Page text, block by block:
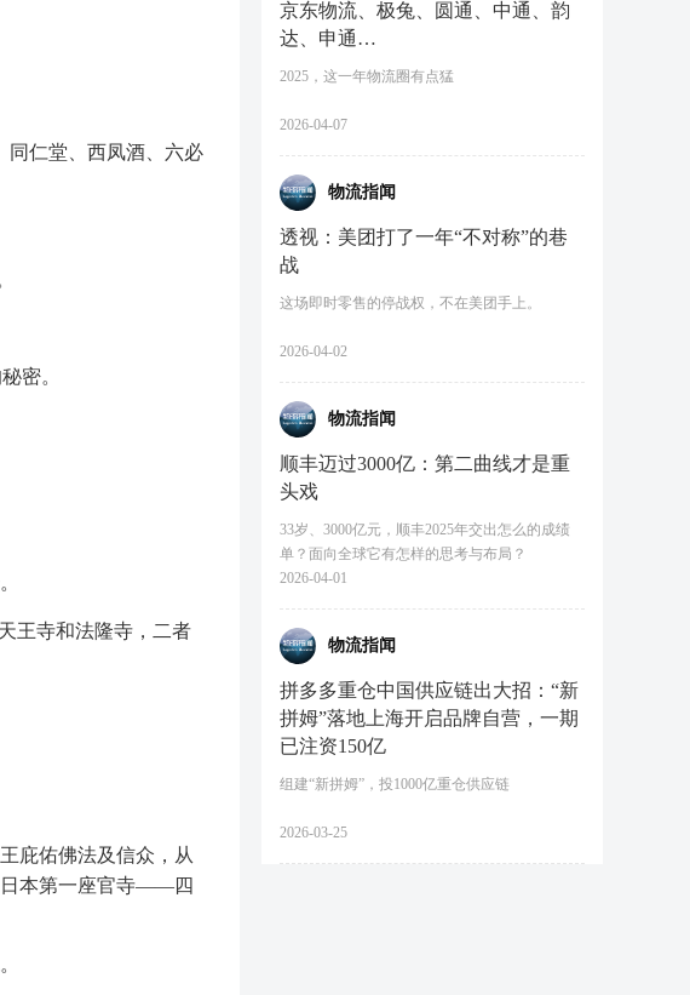
京东物流、极兔、圆通、中通、韵
达、申通…
2025，这一年物流圈有点猛
2026-04-07
物流指闻
透视：美团打了一年“不对称”的巷
战
这场即时零售的停战权，不在美团手上。
2026-04-02
物流指闻
顺丰迈过3000亿：第二曲线才是重
头戏
33岁、3000亿元，顺丰2025年交出怎么的成绩
单？面向全球它有怎样的思考与布局？
2026-04-01
物流指闻
拼多多重仓中国供应链出大招：“新
拼姆”落地上海开启品牌自营，一期
已注资150亿
组建“新拼姆”，投1000亿重仓供应链
2026-03-25
同仁堂、西凤酒、六必
密。
王寺和法隆寺，二者
庇佑佛法及信众，从
日本第一座官寺——四